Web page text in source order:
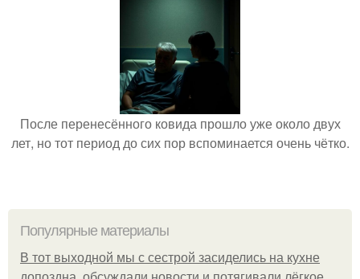
После перенесённого ковида прошло уже около двух
лет, но тот период до сих пор вспоминается очень чётко.
Популярные материалы
В тот выходной мы с сестрой засиделись на кухне